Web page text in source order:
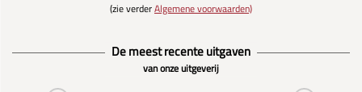
(zie verderAlgemene voorwaarden)
De meest recente uitgaven
van onze uitgeverij